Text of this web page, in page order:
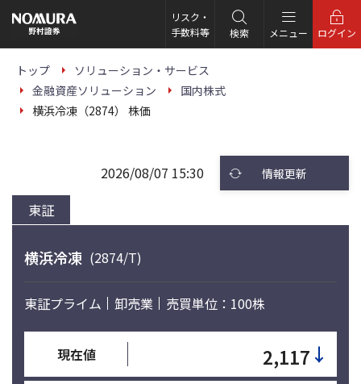
の
ー
リスク・
手数料等
検索 メニュー ログイン
トップ
ソリューション・サービス
金融資産ソリューション
国内株式
横浜冷凍（2874） 株価
東証
2026/08/07 15:30 情報更新
横浜冷凍 (2874/T)
東証プライム 卸売業 売買単位：100株
現在値 2,117 ↓